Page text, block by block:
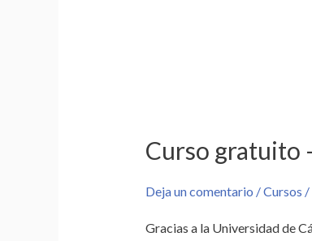
Curso gratuito
Deja un comentario /Cursos /
Gracias a la Universidad de